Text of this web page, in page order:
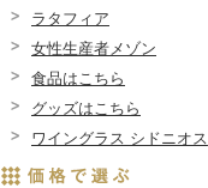
ラタフィア
女性生産者メゾン
食品はこちら
グッズはこちら
ワイングラス シドニオス